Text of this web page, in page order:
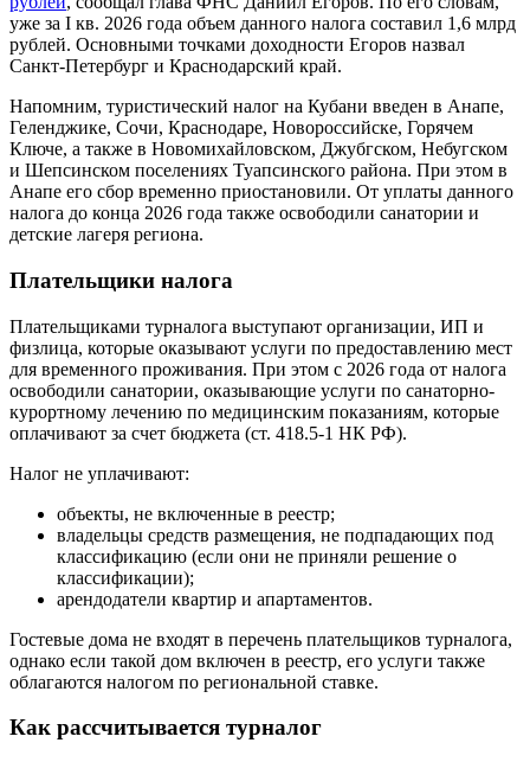
уже за I кв. 2026 года объем данного налога составил 1,6 млрд
рублей. Основными точками доходности Егоров назвал
Санкт-Петербург и Краснодарский край.
Напомним, туристический налог на Кубани введен в Анапе,
Геленджике, Сочи, Краснодаре, Новороссийске, Горячем
Ключе, а также в Новомихайловском, Джубгском, Небугском
и Шепсинском поселениях Туапсинского района. При этом в
Анапе его сбор временно приостановили. От уплаты данного
налога до конца 2026 года также освободили санатории и
детские лагеря региона.
Плательщики налога
Плательщиками турналога выступают организации, ИП и
физлица, которые оказывают услуги по предоставлению мест
для временного проживания. При этом с 2026 года от налога
освободили санатории, оказывающие услуги по санаторно-
курортному лечению по медицинским показаниям, которые
оплачивают за счет бюджета (ст. 418.5-1 НК РФ).
Налог не уплачивают:
объекты, не включенные в реестр;
владельцы средств размещения, не подпадающих под
классификацию (если они не приняли решение о
классификации);
арендодатели квартир и апартаментов.
Гостевые дома не входят в перечень плательщиков турналога,
однако если такой дом включен в реестр, его услуги также
облагаются налогом по региональной ставке.
Как рассчитывается турналог